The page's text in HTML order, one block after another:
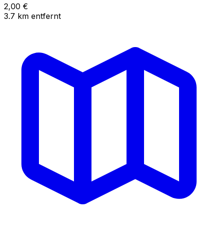
2,00 €
3.7 km entfernt